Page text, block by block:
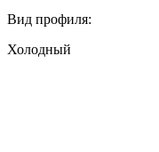
Вид профиля:
Холодный